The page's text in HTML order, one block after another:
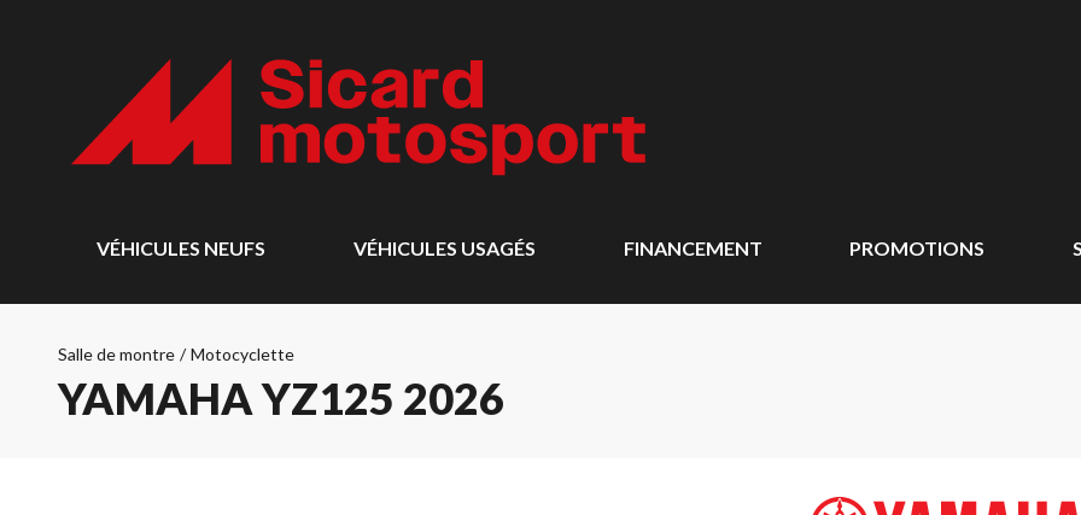
VÉHICULES NEUFS VÉHICULES USAGÉS FINANCEMENT PROMOTIONS
Salle de montre / Motocyclette
YAMAHA YZ125 2026